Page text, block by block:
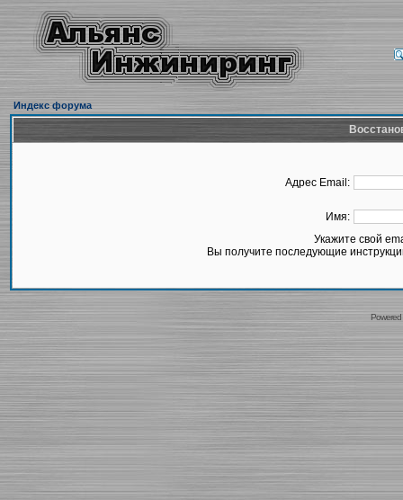
Индекс форума
Адрес Email:
Имя:
Укажите свой
Вы получите последующие